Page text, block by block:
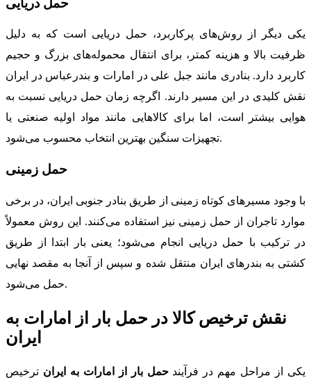
یکی دیگر از روش‌های پرکاربرد، حمل دریایی است که به دلیل
ظرفیت بالا و هزینه کمتر، برای انتقال محموله‌های بزرگ و حجیم
کاربرد دارد. بنادری مانند جبل علی در امارات و بندرعباس در ایران
نقش کلیدی در این مسیر دارند. اگرچه زمان حمل دریایی نسبت به
هوایی بیشتر است، اما برای کالاهایی مانند مواد اولیه صنعتی یا
تجهیزات سنگین بهترین انتخاب محسوب می‌شود.
حمل زمینی
با وجود مسیرهای کوتاه زمینی از طریق بنادر جنوبی ایران، در برخی
موارد تاجران از حمل زمینی نیز استفاده می‌کنند. این روش معمولاً
در ترکیب با حمل دریایی انجام می‌شود؛ یعنی بار ابتدا از طریق
کشتی به بندرهای ایران منتقل شده و سپس از آنجا به مقصد نهایی
حمل می‌شود.
نقش ترخیص کالا در حمل بار از امارات به
ایران
یکی از مراحل مهم در فرآیندحمل بار از امارات به ایران ترخیص